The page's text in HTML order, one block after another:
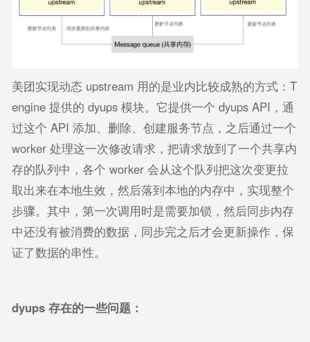
美团实现动态 upstream 用的是业内比较成熟的方式：T
engine 提供的 dyups 模块。它提供一个 dyups API，通
过这个 API 添加、删除、创建服务节点，之后通过一个
worker 处理这一次修改请求，把请求放到了一个共享内
存的队列中，各个 worker 会从这个队列把这次变更拉
取出来在本地生效，然后落到本地的内存中，实现整个
步骤。其中，第一次调用时是需要加锁，然后同步内存
中还没有被消费的数据，同步完之后才会更新操作，保
证了数据的串性。
dyups 存在的一些问题：